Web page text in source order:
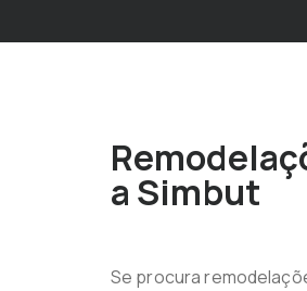
a Simbut
Se procura